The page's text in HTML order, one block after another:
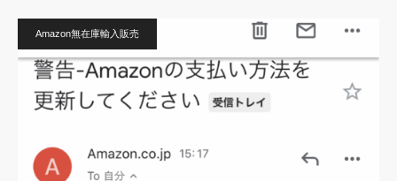
Amazon無在庫輸入販売